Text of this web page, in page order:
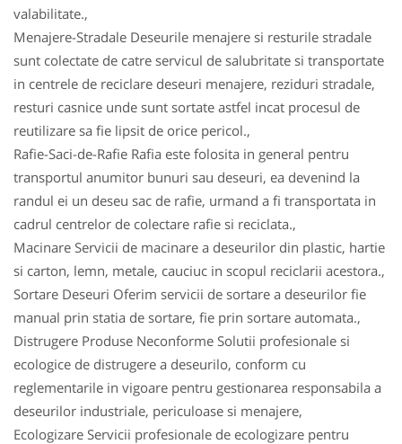
valabilitate.,
Menajere-Stradale Deseurile menajere si resturile stradale
sunt colectate de catre servicul de salubritate si transportate
in centrele de reciclare deseuri menajere, reziduri stradale,
resturi casnice unde sunt sortate astfel incat procesul de
reutilizare sa fie lipsit de orice pericol.,
Rafie-Saci-de-Rafie Rafia este folosita in general pentru
transportul anumitor bunuri sau deseuri, ea devenind la
randul ei un deseu sac de rafie, urmand a fi transportata in
cadrul centrelor de colectare rafie si reciclata.,
Macinare Servicii de macinare a deseurilor din plastic, hartie
si carton, lemn, metale, cauciuc in scopul reciclarii acestora.,
Sortare Deseuri Oferim servicii de sortare a deseurilor fie
manual prin statia de sortare, fie prin sortare automata.,
Distrugere Produse Neconforme Solutii profesionale si
ecologice de distrugere a deseurilo, conform cu
reglementarile in vigoare pentru gestionarea responsabila a
deseurilor industriale, periculoase si menajere,
Ecologizare Servicii profesionale de ecologizare pentru